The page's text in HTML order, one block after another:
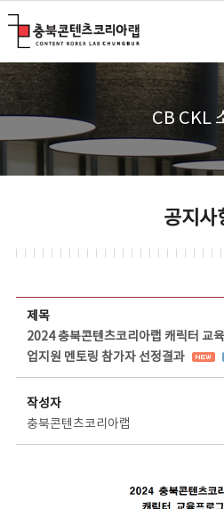
CB CKL
공지사
제목
2024 충북콘텐츠코리아랩 캐릭터 교
업지원 멘토링 참가자 선정결과
작성자
충북콘텐츠코리아랩